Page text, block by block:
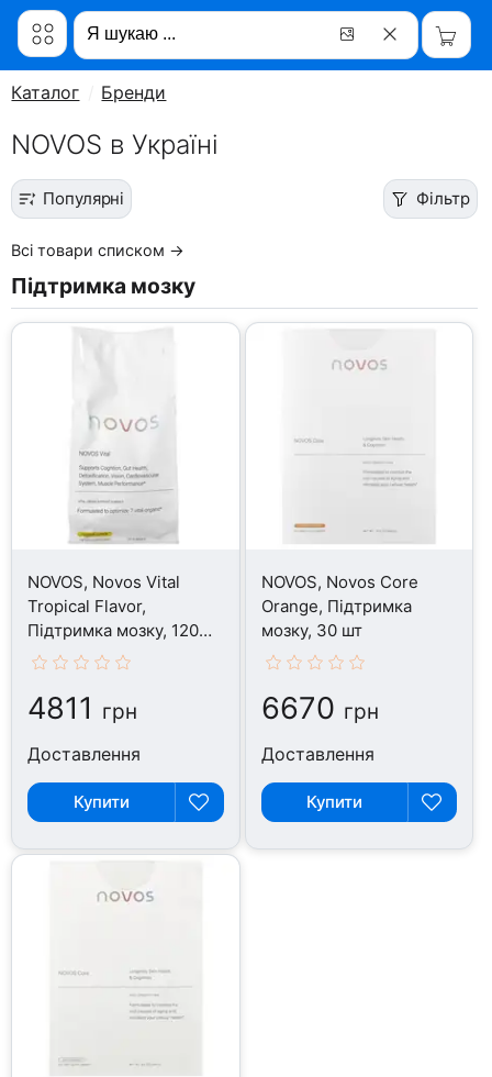
Каталог Бренди
NOVOS в Україні
Популярні Фільтр
Всі товари списком →
Підтримка мозку
NOVOS, Novos Vital
Tropical Flavor,
Підтримка мозку, 120
таблеток
4811 грн
Доставлення
Купити
NOVOS, Novos Core
Orange, Підтримка
мозку, 30 шт
6670 грн
Доставлення
Купити